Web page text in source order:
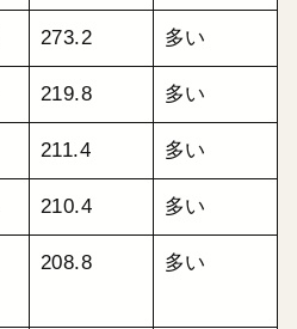
273.2 多い
219.8 多い
211.4 多い
210.4 多い
208.8 多い